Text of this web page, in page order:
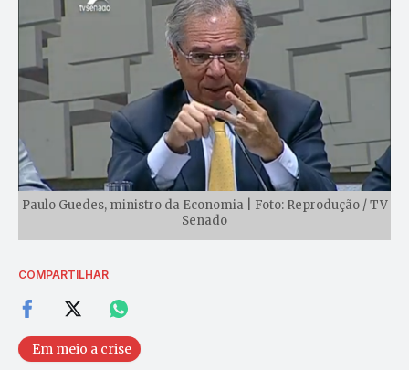
Paulo Guedes, ministro da Economia | Foto: Reprodução / TV
Senado
COMPARTILHAR
Em meio a crise